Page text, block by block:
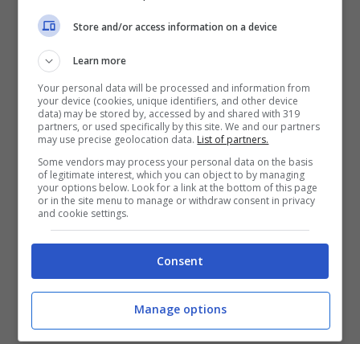
Le parole di Chris Martin
Il nuovo disco della band, è un insieme di
sonorizzazioni che ricordano molto gli anni
’80 con l’utilizzo del synth, ma allo stesso
modo ha modo di muoversi anche nel
mondo del rock.
Store and/or access information on a device
Learn more
Your personal data will be processed and information from
your device (cookies, unique identifiers, and other device
data) may be stored by, accessed by and shared with 319
partners, or used specifically by this site. We and our partners
may use precise geolocation data. List of partners.
Some vendors may process your personal data on the basis
of legitimate interest, which you can object to by managing
your options below. Look for a link at the bottom of this page
or in the site menu to manage or withdraw consent in privacy
and cookie settings.
Consent
Manage options